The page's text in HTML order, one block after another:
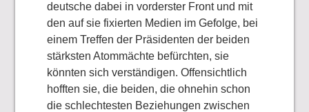
deutsche dabei in vorderster Front und mit
den auf sie fixierten Medien im Gefolge, bei
einem Treffen der Präsidenten der beiden
stärksten Atommächte befürchten, sie
könnten sich verständigen. Offensichtlich
hofften sie, die beiden, die ohnehin schon
die schlechtesten Beziehungen zwischen